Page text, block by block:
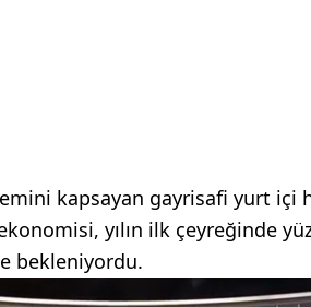
kapsayan gayrisafi yurt içi
yılın ilk çeyreğinde
bekleniyordu.